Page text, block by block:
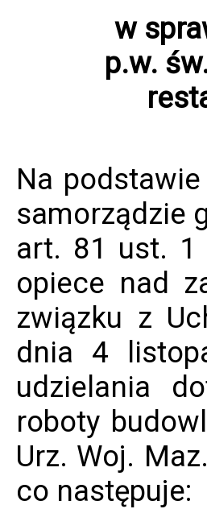
w
p.w.
Na
samorządzie
art. 81 ust. 1
opiece nad
związku z
dnia 4
udzielania
roboty
Urz. Woj.
co następuje: